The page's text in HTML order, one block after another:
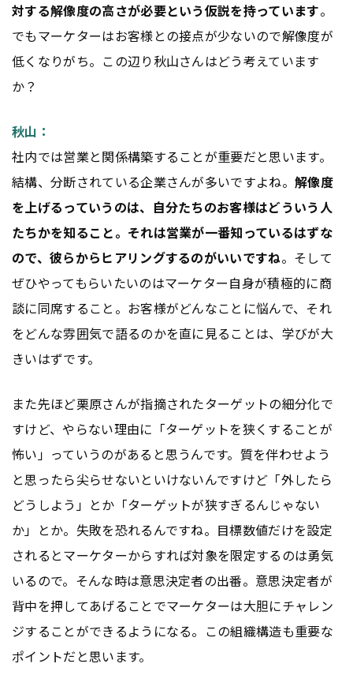
対する解像度の高さが必要という仮説を持っています。
でもマーケターはお客様との接点が少ないので解像度が
低くなりがち。この辺り秋山さんはどう考えています
か？
秋山：
社内では営業と関係構築することが重要だと思います。
結構、分断されている企業さんが多いですよね。解像度
を上げるっていうのは、自分たちのお客様はどういう人
たちかを知ること。それは営業が一番知っているはずな
ので、彼らからヒアリングするのがいいですね。そして
ぜひやってもらいたいのはマーケター自身が積極的に商
談に同席すること。お客様がどんなことに悩んで、それ
をどんな雰囲気で語るのかを直に見ることは、学びが大
きいはずです。
また先ほど栗原さんが指摘されたターゲットの細分化で
すけど、やらない理由に「ターゲットを狭くすることが
怖い」っていうのがあると思うんです。質を伴わせよう
と思ったら尖らせないといけないんですけど「外したら
どうしよう」とか「ターゲットが狭すぎるんじゃない
か」とか。失敗を恐れるんですね。目標数値だけを設定
されるとマーケターからすれば対象を限定するのは勇気
いるので。そんな時は意思決定者の出番。意思決定者が
背中を押してあげることでマーケターは大胆にチャレン
ジすることができるようになる。この組織構造も重要な
ポイントだと思います。